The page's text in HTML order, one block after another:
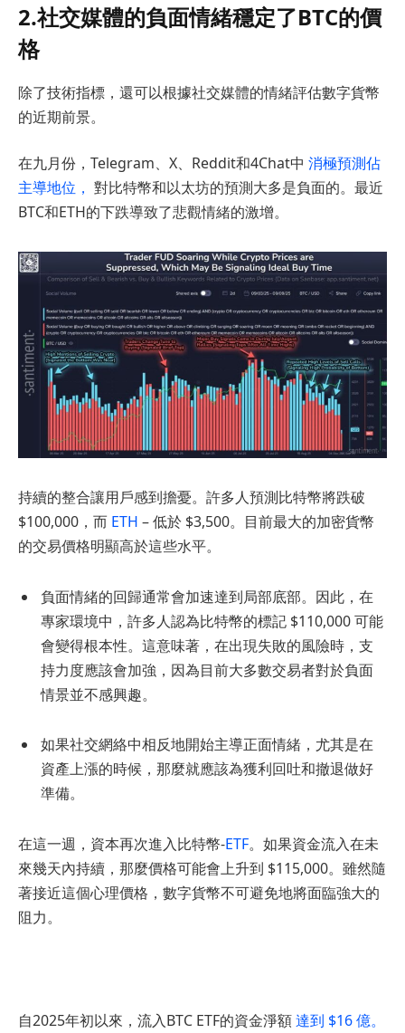
2.社交媒體的負面情緒穩定了BTC的價
格
除了技術指標，還可以根據社交媒體的情緒評估數字貨幣
的近期前景。
在九月份，Telegram、X、Reddit和4Chat中 消極預測佔
主導地位， 對比特幣和以太坊的預測大多是負面的。最近
BTC和ETH的下跌導致了悲觀情緒的激增。
持續的整合讓用戶感到擔憂。許多人預測比特幣將跌破
$100,000，而 ETH – 低於 $3,500。目前最大的加密貨幣
的交易價格明顯高於這些水平。
負面情緒的回歸通常會加速達到局部底部。因此，在
專家環境中，許多人認為比特幣的標記 $110,000 可能
會變得根本性。這意味著，在出現失敗的風險時，支
持力度應該會加強，因為目前大多數交易者對於負面
情景並不感興趣。
如果社交網絡中相反地開始主導正面情緒，尤其是在
資產上漲的時候，那麼就應該為獲利回吐和撤退做好
準備。
在這一週，資本再次進入比特幣-ETF。如果資金流入在未
來幾天內持續，那麼價格可能會上升到 $115,000。雖然隨
著接近這個心理價格，數字貨幣不可避免地將面臨強大的
阻力。
自2025年初以來，流入BTC ETF的資金淨額達到 $16 億。